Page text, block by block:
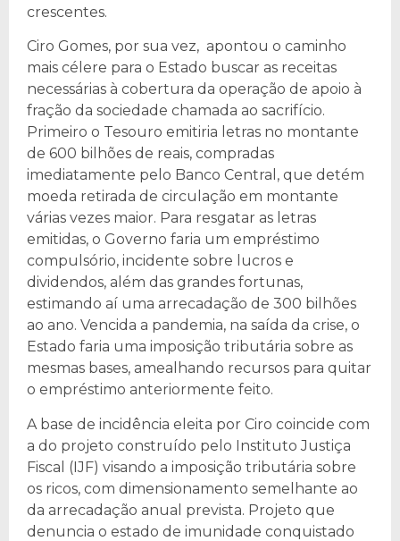
crescentes.
Ciro Gomes, por sua vez, apontou o caminho
mais célere para o Estado buscar as receitas
necessárias à cobertura da operação de apoio à
fração da sociedade chamada ao sacrifício.
Primeiro o Tesouro emitiria letras no montante
de 600 bilhões de reais, compradas
imediatamente pelo Banco Central, que detém
moeda retirada de circulação em montante
várias vezes maior. Para resgatar as letras
emitidas, o Governo faria um empréstimo
compulsório, incidente sobre lucros e
dividendos, além das grandes fortunas,
estimando aí uma arrecadação de 300 bilhões
ao ano. Vencida a pandemia, na saída da crise, o
Estado faria uma imposição tributária sobre as
mesmas bases, amealhando recursos para quitar
o empréstimo anteriormente feito.
A base de incidência eleita por Ciro coincide com
a do projeto construído pelo Instituto Justiça
Fiscal (IJF) visando a imposição tributária sobre
os ricos, com dimensionamento semelhante ao
da arrecadação anual prevista. Projeto que
denuncia o estado de imunidade conquistado